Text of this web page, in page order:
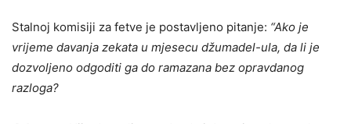
Stalnoj komisiji za fetve je postavljeno pitanje: “Ako je
vrijeme davanja zekata u mjesecu džumadel-ula, da li je
dozvoljeno odgoditi ga do ramazana bez opravdanog
razloga?